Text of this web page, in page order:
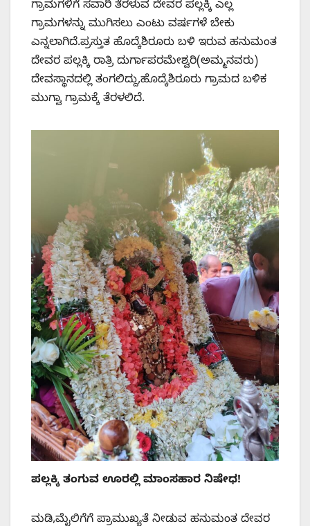
ಗ್ರಾಮಗಳಿಗೆ ಸವಾರಿ ತೆರಳುವ ದೇವರ ಪಲ್ಲಕ್ಕಿ ಎಲ್ಲ
ಗ್ರಾಮಗಳನ್ನು ಮುಗಿಸಲು ಎಂಟು ವರ್ಷಗಳೆ ಬೇಕು
ಎನ್ನಲಾಗಿದೆ.ಪ್ರಸ್ತುತ ಹೊದ್ಕೆಶಿರೂರು ಬಳಿ ಇರುವ ಹನುಮಂತ
ದೇವರ ಪಲ್ಲಕ್ಕಿ ರಾತ್ರಿ ದುರ್ಗಾಪರಮೇಶ್ವರಿ(ಅಮ್ಮನವರು)
ದೇವಸ್ಥಾನದಲ್ಲಿ ತಂಗಲಿದ್ದು,ಹೊದ್ಕೆಶಿರೂರು ಗ್ರಾಮದ ಬಳಿಕ
ಮುಗ್ವಾ ಗ್ರಾಮಕ್ಕೆ ತೆರಳಲಿದೆ.
ಪಲ್ಲಕ್ಕಿ ತಂಗುವ ಊರಲ್ಲಿ ಮಾಂಸಹಾರ ನಿಷೇಧ!
ಮಡಿ,ಮೈಲಿಗೆಗೆ ಪ್ರಾಮುಖ್ಯತೆ ನೀಡುವ ಹನುಮಂತ ದೇವರ